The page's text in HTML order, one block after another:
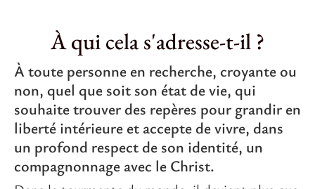
À qui cela s'adresse-t-il ?
À toute personne en recherche, croyante ou
non, quel que soit son état de vie, qui
souhaite trouver des repères pour grandir en
liberté intérieure et accepte de vivre, dans
un profond respect de son identité, un
compagnonnage avec le Christ.